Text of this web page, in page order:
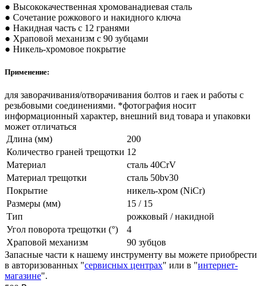
● Высококачественная хромованадиевая сталь
● Сочетание рожкового и накидного ключа
● Накидная часть с 12 гранями
● Храповой механизм с 90 зубцами
● Никель-хромовое покрытие
Применение:
для заворачивания/отворачивания болтов и гаек и работы с
резьбовыми соединениями. *фотография носит
информационный характер, внешний вид товара и упаковки
может отличаться
Длина (мм)
200
Количество граней трещотки 12
Материал
сталь 40CrV
Материал трещотки
сталь 50bv30
Покрытие
никель-хром (NiCr)
Размеры (мм)
15 / 15
Тип
рожковый / накидной
Угол поворота трещотки (°)
4
Храповой механизм
90 зубцов
Запасные части к нашему инструменту вы можете приобрести
в авторизованных "сервисных центрах" или в "интернет-
магазине".